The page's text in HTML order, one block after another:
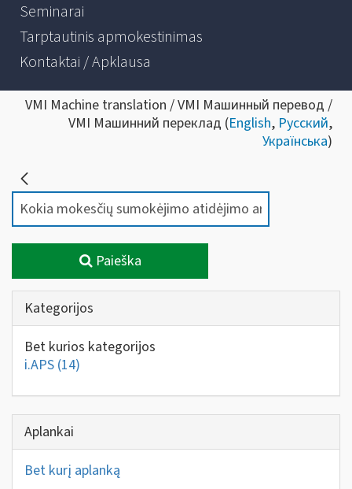
Seminarai
Tarptautinis apmokestinimas
Kontaktai / Apklausa
VMI Machine translation / VMI Машинный перевод /
VMI Машинний переклад (English, Русский,
Українська)
Paieška
Kategorijos
Bet kurios kategorijos
i.APS (14)
Aplankai
Bet kurį aplanką